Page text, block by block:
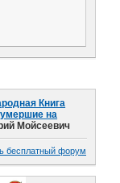
Книга
на
Мойсеевич
бесплатный форум